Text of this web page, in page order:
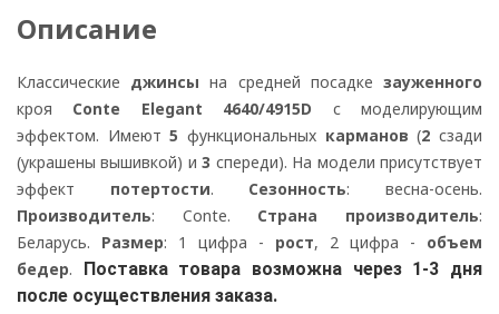
Описание
Классические джинсына средней посадкезауженного
кроя Conte Elegant 4640/4915D с моделирующим
эффектом. Имеют5 функциональных карманов(2 сзади
(украшены вышивкой) и3 спереди). На модели присутствует
эффект потертости. Сезонность: весна-осень.
Производитель: Conte. Страна производитель:
Беларусь. Размер: 1 цифра - рост, 2 цифра - объем
бедер.
Поставка товара возможна через 1-3 дня
после осуществления заказа.